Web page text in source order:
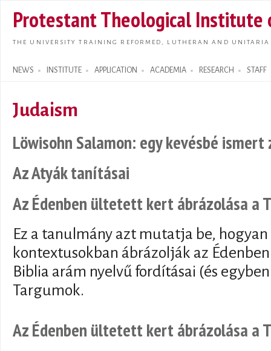
main
Protestant Theological Institute
THE UNIVERSITY TRAINING REFORMED, LUTHERAN AND
NEWS INSTITUTE APPLICATION ACADEMIA RESEARCH STAFF
Search form
Judaism
Löwisohn Salamon: egy kevésbé
Az Atyák tanításai
Az Édenben ültetett kert ábrázolása a
Ez a tanulmány azt mutatja be, hogyan
kontextusokban ábrázolják az
Biblia arám nyelvű fordításai (és
Targumok.
Az Édenben ültetett kert ábrázolása a